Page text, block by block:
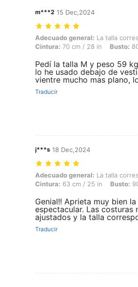
m***2 15 Dec,2024
Adecuado general: La talla
Adecuado general: La talla
Cintura: 70 cm / 28 in Busto:
Pedí la talla M y peso 59
lo he usado debajo de
vientre mucho mas plano,
Traducir
j***s 18 Dec,2024
Adecuado general: La talla
Adecuado general: La talla
Cintura: 63 cm / 25 in Busto:
Genial!! Aprieta muy bien
espectacular. Las costuras
ajustados y la talla
Traducir